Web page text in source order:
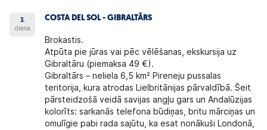
3.
diena
COSTA DEL SOL - GIBRALTĀRS
Brokastis.
Atpūta pie jūras vai pēc vēlēšanas, ekskursija uz
Gibraltāru (piemaksa 49 €).
Gibraltārs – neliela 6,5 km² Pireneju pussalas
teritorija, kura atrodas Lielbritānijas pārvaldībā. Šeit
pārsteidzošā veidā savijas angļu gars un Andalūzijas
kolorīts: sarkanās telefona būdiņas, britu mārciņas un
omulīgie pabi rada sajūtu, ka esat nonākuši Londonā,